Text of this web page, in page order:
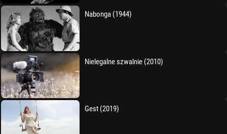
Nabonga (1944)
Nielegalne szwalnie (2010)
Gest (2019)